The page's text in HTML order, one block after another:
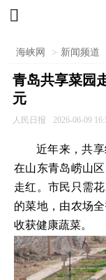

海峡网 > 新闻频道
青岛共享菜园
元
人民日报 2026-06-09
近年来，共
在山东青岛崂山
走红。市民只需
的菜地，由农场
收获健康蔬菜。